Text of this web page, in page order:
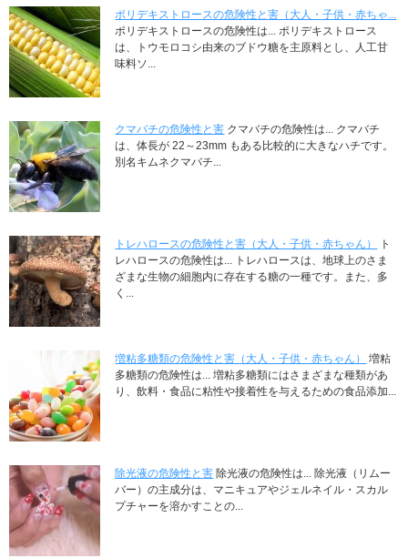
ポリデキストロースの危険性と害（大人・子供・赤ちゃ...
ポリデキストロースの危険性は... ポリデキストロース
は、トウモロコシ由来のブドウ糖を主原料とし、人工甘
味料ソ...
クマバチの危険性と害 クマバチの危険性は... クマバチ
は、体長が 22～23mm もある比較的に大きなハチです。
別名キムネクマバチ...
トレハロースの危険性と害（大人・子供・赤ちゃん）
ト
レハロースの危険性は... トレハロースは、地球上のさま
ざまな生物の細胞内に存在する糖の一種です。また、多
く...
増粘多糖類の危険性と害（大人・子供・赤ちゃん）
増粘
多糖類の危険性は... 増粘多糖類にはさまざまな種類があ
り、飲料・食品に粘性や接着性を与えるための食品添加...
除光液の危険性と害 除光液の危険性は... 除光液（リムー
バー）の主成分は、マニキュアやジェルネイル・スカル
プチャーを溶かすことの...